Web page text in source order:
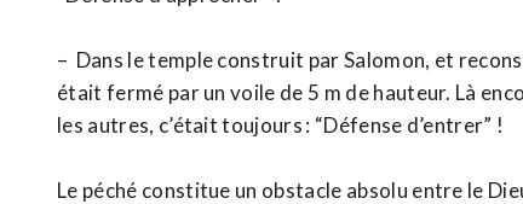
– Dans le temple construit par Salomon, et
était fermé par un voile de 5 m de hauteur. Là
les autres, c’était toujours : “Défense d’entrer” !
Le péché constitue un obstacle absolu entre le